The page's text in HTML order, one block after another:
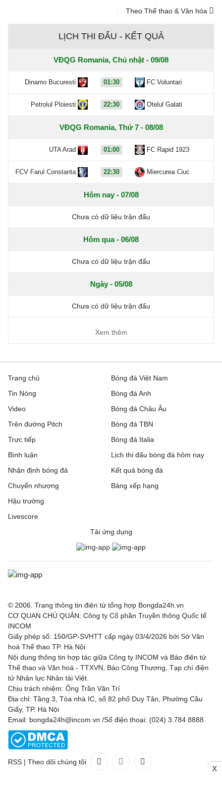
Theo Thể thao & Văn hóa
LỊCH THI ĐẤU - KẾT QUẢ
VĐQG Romania, Chủ nhật - 09/08
Dinamo Bucuresti 01:30 FC Voluntari
Petrolul Ploiesti 22:30 Otelul Galati
VĐQG Romania, Thứ 7 - 08/08
UTA Arad 01:00 FC Rapid 1923
FCV Farul Constanta 22:30 Miercurea Ciuc
Hôm nay - 07/08
Chưa có dữ liệu trận đấu
Hôm qua - 06/08
Chưa có dữ liệu trận đấu
Ngày - 05/08
Chưa có dữ liệu trận đấu
Xem thêm
Trang chủ
Tin Nóng
Video
Trên đường Pitch
Trực tiếp
Bóng đá Việt Nam
Bóng đá Anh
Bóng đá Châu Âu
Bóng đá TBN
Bóng đá Italia
Bình luận
Nhận định bóng đá
Chuyển nhượng
Hậu trường
Livescore
Lịch thi đấu bóng đá hôm nay
Kết quả bóng đá
Bảng xếp hạng
Tải ứng dụng
© 2006. Trang thông tin điện tử tổng hợp Bongda24h.vn
CƠ QUAN CHỦ QUẢN: Công ty Cổ phần Truyền thông Quốc tế
INCOM
Giấy phép số: 150/GP-SVHTT cấp ngày 03/4/2026 bởi Sở Văn
hoá Thể thao TP. Hà Nội
Nội dung thông tin hợp tác giữa Công ty INCOM và Báo điện tử
Thể thao và Văn hoá - TTXVN, Báo Công Thương, Tạp chí điện
tử Nhân lực Nhân tài Việt.
Chịu trách nhiệm: Ông Trần Văn Trí
Địa chỉ: Tầng 3, Tòa nhà IC, số 82 phố Duy Tân, Phường Cầu
Giấy, TP. Hà Nội
Email: bongda24h@incom.vn /Số điện thoại: (024) 3.784 8888
RSS | Theo dõi chúng tôi
X